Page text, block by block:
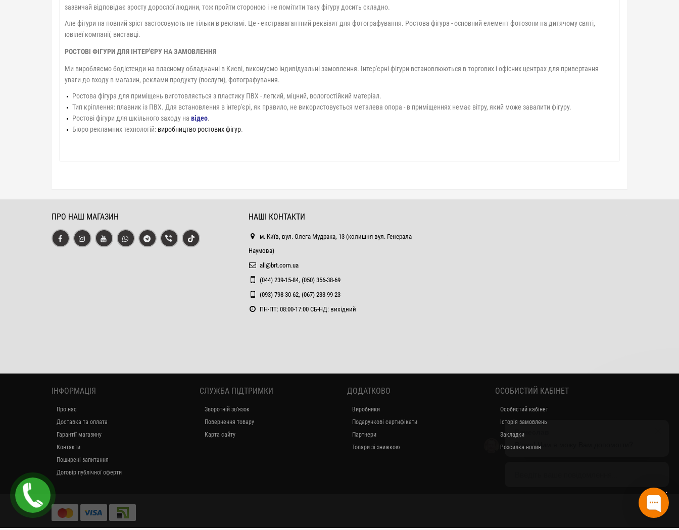
зазвичай відповідає зросту дорослої людини, тож пройти стороною і не помітити таку фігуру досить складно.
Але фігури на повний зріст застосовують не тільки в рекламі. Це - екстравагантний реквізит для фотографування. Ростова фігура - основний елемент фотозони на дитячому святі,
ювілеї компанії, виставці.
РОСТОВІ ФІГУРИ ДЛЯ ІНТЕР'ЄРУ НА ЗАМОВЛЕННЯ
Ми виробляємо бодістенди на власному обладнанні в Києві, виконуємо індивідуальні замовлення. Інтер'єрні фігури встановлюються в торгових і офісних центрах для привертання
уваги до входу в магазин, реклами продукту (послуги), фотографування.
Ростова фігура для приміщень виготовляється з пластику ПВХ - легкий, міцний, вологостійкий матеріал.
Тип кріплення: плавник із ПВХ. Для встановлення в інтер'єрі, як правило, не використовується металева опора - в приміщеннях немає вітру, який може завалити фігуру.
Ростові фігури для шкільного заходу на відео.
Бюро рекламних технологій: виробництво ростових фігур.
ПРО НАШ МАГАЗИН НАШІ КОНТАКТИ
м. Київ, вул. Олега Мудрака, 13 (колишня вул. Генерала
Наумова)
all@brt.com.ua
(044) 239-15-84, (050) 356-38-69
(093) 798-30-62, (067) 233-99-23
ПН-ПТ: 08:00-17:00 СБ-НД: вихідний
ІНФОРМАЦІЯ
Про нас
Доставка та оплата
Гарантії магазину
Контакти
Поширені запитання
Договір публічної оферти
СЛУЖБА ПІДТРИМКИ
Зворотній зв’язок
Повернення товару
Карта сайту
ДОДАТКОВО
Виробники
Подарункові сертифікати
Партнери
Товари зі знижкою
ОСОБИСТИЙ КАБІНЕТ
Особистий кабінет
Історія замовлень
Закладки
Розсилка новин
1
Вячеслав
Вітаю! Чим я можу Вам допомогти?